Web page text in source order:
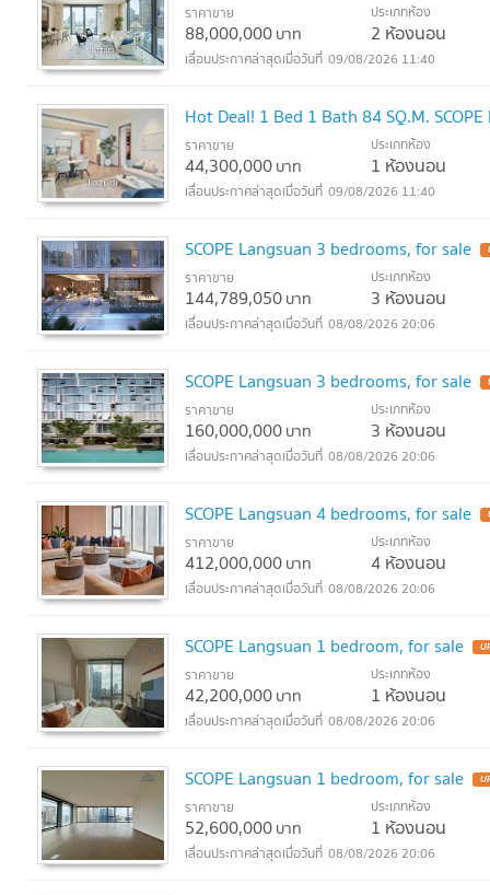
ราคาขาย
88,000,000บาท
ประเภทห้อง
2 ห้องนอน
09/08/2026 11:40
Hot Deal! 1 Bed 1 Bath 84 SQ.M.
ราคาขาย
44,300,000บาท
ประเภทห้อง
1 ห้องนอน
09/08/2026 11:40
SCOPE Langsuan 3 bedrooms, for sale
ราคาขาย
144,789,050บาท
ประเภทห้อง
3 ห้องนอน
08/08/2026 20:06
SCOPE Langsuan 3 bedrooms, for sale
ราคาขาย
160,000,000บาท
ประเภทห้อง
3 ห้องนอน
08/08/2026 20:06
SCOPE Langsuan 4 bedrooms, for sale
ราคาขาย
412,000,000บาท
ประเภทห้อง
4 ห้องนอน
08/08/2026 20:06
SCOPE Langsuan 1 bedroom, for sale
ราคาขาย
42,200,000บาท
ประเภทห้อง
1 ห้องนอน
08/08/2026 20:06
SCOPE Langsuan 1 bedroom, for sale
ราคาขาย
52,600,000บาท
ประเภทห้อง
1 ห้องนอน
08/08/2026 20:06